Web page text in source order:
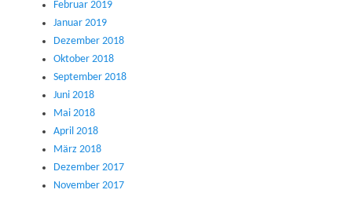
Februar 2019
Januar 2019
Dezember 2018
Oktober 2018
September 2018
Juni 2018
Mai 2018
April 2018
März 2018
Dezember 2017
November 2017